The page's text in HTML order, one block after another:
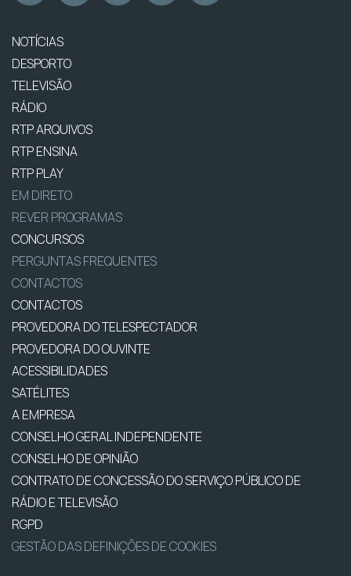
NOTÍCIAS
DESPORTO
TELEVISÃO
RÁDIO
RTP ARQUIVOS
RTP ENSINA
RTP PLAY
EM DIRETO
REVER PROGRAMAS
CONCURSOS
PERGUNTAS FREQUENTES
CONTACTOS
CONTACTOS
PROVEDORA DO TELESPECTADOR
PROVEDORA DO OUVINTE
ACESSIBILIDADES
SATÉLITES
A EMPRESA
CONSELHO GERAL INDEPENDENTE
CONSELHO DE OPINIÃO
CONTRATO DE CONCESSÃO DO SERVIÇO PÚBLICO DE
RÁDIO E TELEVISÃO
RGPD
GESTÃO DAS DEFINIÇÕES DE COOKIES